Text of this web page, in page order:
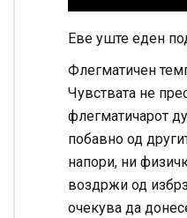
Еве уште еден
Флегматичен
Чувствата не
флегматичарот
побавно од
напори, ни
воздржи од
очекува да